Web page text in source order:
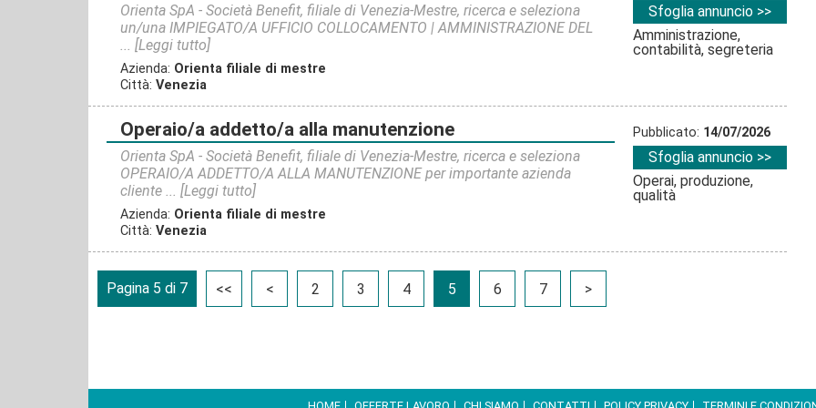
Orienta SpA - Società Benefit, filiale di Venezia-Mestre, ricerca e seleziona
un/una IMPIEGATO/A UFFICIO COLLOCAMENTO | AMMINISTRAZIONE DEL
... [Leggi tutto]
Azienda: Orienta filiale di mestre
Città: Venezia
Sfoglia annuncio >>
Amministrazione,
contabilità, segreteria
operaio/a addetto/a alla manutenzione
Orienta SpA - Società Benefit, filiale di Venezia-Mestre, ricerca e seleziona
OPERAIO/A ADDETTO/A ALLA MANUTENZIONE per importante azienda
cliente ... [Leggi tutto]
Azienda: Orienta filiale di mestre
Città: Venezia
Pubblicato: 14/07/2026
Sfoglia annuncio >>
Operai, produzione,
qualità
Pagina 5 di 7 << < 2 3 4 5 6 7 >